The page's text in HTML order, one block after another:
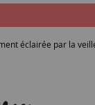
éclairée par la